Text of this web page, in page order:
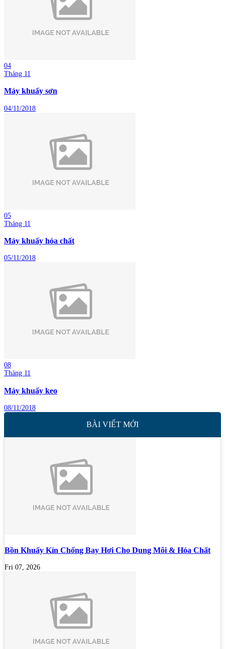
04
Tháng 11
Máy khuấy sơn
04/11/2018
05
Tháng 11
Máy khuấy hóa chất
05/11/2018
08
Tháng 11
Máy khuấy keo
08/11/2018
BÀI VIẾT MỚI
Bồn Khuấy Kín Chống Bay Hơi Cho Dung Môi & Hóa Chất
Fri 07, 2026